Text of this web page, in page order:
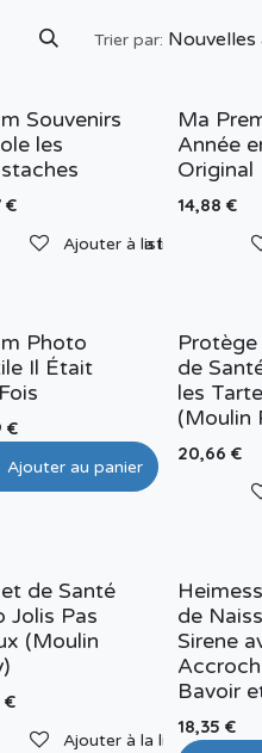
Trier par: Nouvelles
Ajouter à la liste de
Souvenirs
les
€
Ajouter à la liste de
Ma
Année
Original
14,88 €
Photo
Il Était
€
Ajouter au panier
de
les
(Moulin
20,66 €
de Santé
Jolis Pas
(Moulin
€
Ajouter à la liste de
de
Sirene
Bavoir
18,35 €